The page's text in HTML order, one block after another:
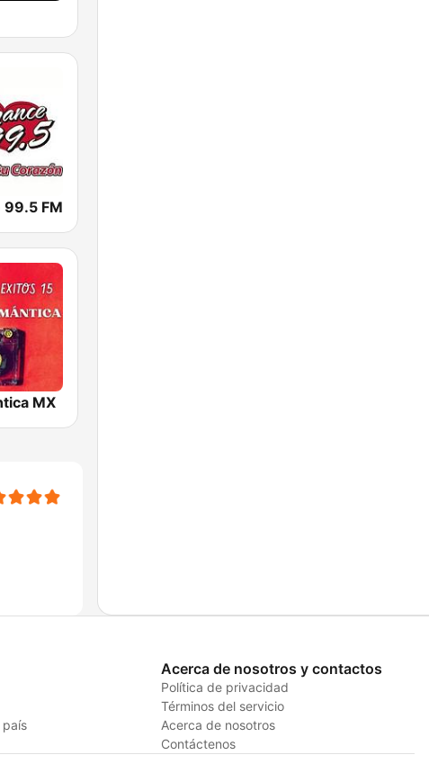
99.5 FM
MX
Acerca de nosotros y contactos
Política de privacidad
Términos del servicio
Acerca de nosotros
Contáctenos